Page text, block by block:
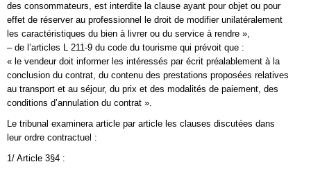
des consommateurs, est interdite la clause ayant pour objet ou pour
effet de réserver au professionnel le droit de modifier unilatéralement
les caractéristiques du bien à livrer ou du service à rendre »,
– de l’articles L 211-9 du code du tourisme qui prévoit que :
« le vendeur doit informer les intéressés par écrit préalablement à la
conclusion du contrat, du contenu des prestations proposées relatives
au transport et au séjour, du prix et des modalités de paiement, des
conditions d’annulation du contrat ».
Le tribunal examinera article par article les clauses discutées dans
leur ordre contractuel :
1/ Article 3§4 :